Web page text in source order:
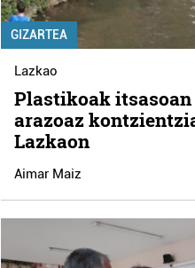
GIZARTEA
Lazkao
Plastikoak itsasoan
arazoaz
Lazkaon
Aimar Maiz